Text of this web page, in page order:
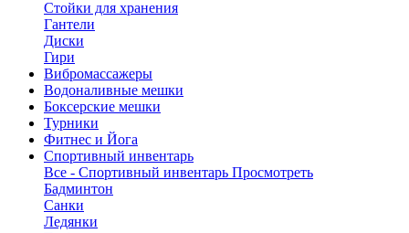
Стойки для хранения
Гантели
Диски
Гири
Вибромассажеры
Водоналивные мешки
Боксерские мешки
Турники
Фитнес и Йога
Спортивный инвентарь
Все - Спортивный инвентарь Просмотреть
Бадминтон
Санки
Ледянки